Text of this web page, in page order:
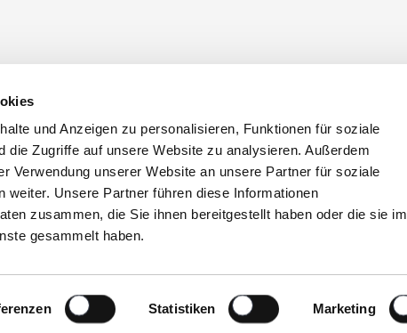
und Anzeigen zu personalisieren, Funktionen für soziale
die Zugriffe auf unsere Website zu analysieren. Außerdem
Verwendung unserer Website an unsere Partner für soziale
weiter. Unsere Partner führen diese Informationen
zusammen, die Sie ihnen bereitgestellt haben oder die sie im
gesammelt haben.
Statistiken Marketing